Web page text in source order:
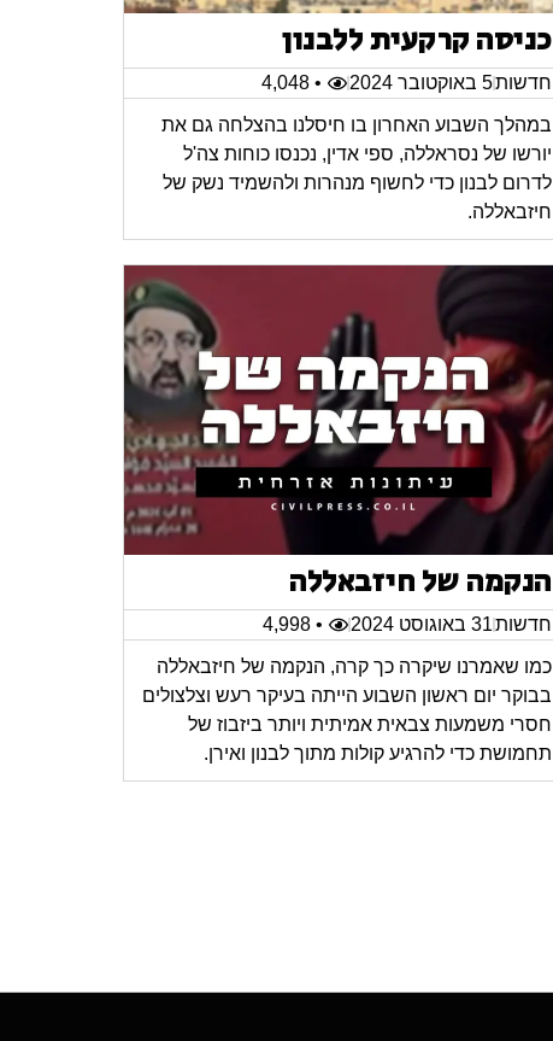
כניסה קרקעית ללבנון
חדשות5 באוקטובר 2024 • 4,048
במהלך השבוע האחרון בו חיסלנו בהצלחה גם את
יורשו של נסראללה, ספי אדין, נכנסו כוחות צה'ל
לדרום לבנון כדי לחשוף מנהרות ולהשמיד נשק של
חיזבאללה.
הנקמה של חיזבאללה
חדשות31 באוגוסט 2024 • 4,998
כמו שאמרנו שיקרה כך קרה, הנקמה של חיזבאללה
בבוקר יום ראשון השבוע הייתה בעיקר רעש וצלצולים
חסרי משמעות צבאית אמיתית ויותר ביזבוז של
תחמושת כדי להרגיע קולות מתוך לבנון ואירן.